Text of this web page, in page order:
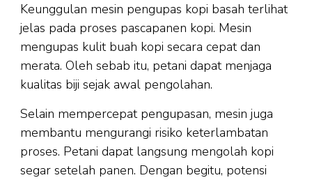
Keunggulan mesin pengupas kopi basah terlihat
jelas pada proses pascapanen kopi. Mesin
mengupas kulit buah kopi secara cepat dan
merata. Oleh sebab itu, petani dapat menjaga
kualitas biji sejak awal pengolahan.
Selain mempercepat pengupasan, mesin juga
membantu mengurangi risiko keterlambatan
proses. Petani dapat langsung mengolah kopi
segar setelah panen. Dengan begitu, potensi